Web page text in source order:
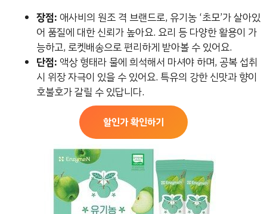
장점: 애사비의 원조 격 브랜드로, 유기농 ‘초모’가 살아있
어 품질에 대한 신뢰가 높아요. 요리 등 다양한 활용이 가
능하고, 로켓배송으로 편리하게 받아볼 수 있어요.
단점: 액상 형태라 물에 희석해서 마셔야 하며, 공복 섭취
시 위장 자극이 있을 수 있어요. 특유의 강한 신맛과 향이
호불호가 갈릴 수 있답니다.
할인가 확인하기